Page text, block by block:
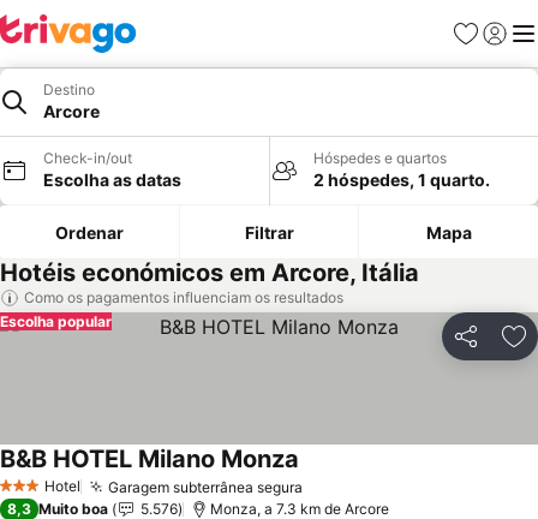
Favoritos
Iniciar
Destino
Arcore
Check-in/out
Escolha as datas
Hóspedes e quartos
2 hóspedes, 1 quarto.
Ordenar Filtrar Mapa
Hotéis económicos em Arcore, Itália
Como os pagamentos influenciam os resultados
Partilhar
Escolha popular
3 EstrelasHotel Garagem subterrânea segura
B&B HOTEL Milano Monza
8,3 Muito boa 5.576 Monza, a 7.3 km de Arcore